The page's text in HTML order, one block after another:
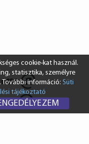
054
info@vendi.hu
cookie-kat használ.
statisztika, személyre
információ: Süti
tájékoztató